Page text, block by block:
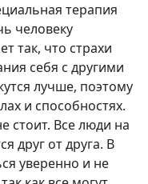
терапия
человеку
так, что страхи
себя с другими
лучше, поэтому
и способностях.
стоит. Все люди на
друг от друга. В
уверенно и не